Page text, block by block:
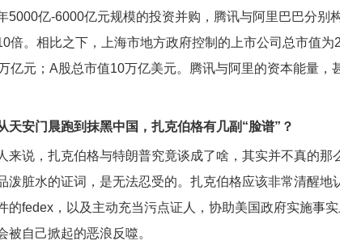
5000亿-6000亿元规模的投资并购，腾讯与阿里巴巴分别
倍。相比之下，上海市地方政府控制的上市公司总市值
亿元；A股总市值10万亿美元。腾讯与阿里的资本能量，
天安门晨跑到抹黑中国，扎克伯格有几副“脸谱”？
来说，扎克伯格与特朗普究竟谈成了啥，其实并不真的
泼脏水的证词，是无法忍受的。扎克伯格应该非常清醒地
的fedex，以及主动充当污点证人，协助美国政府实施事
被自己掀起的恶浪反噬。